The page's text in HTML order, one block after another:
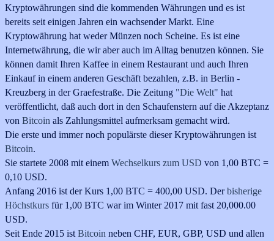
Kryptowährungen sind die kommenden Währungen und es ist
bereits seit einigen Jahren ein wachsender Markt. Eine
Kryptowährung hat weder Münzen noch Scheine. Es ist eine
Internetwährung, die wir aber auch im Alltag benutzen können. Sie
können damit Ihren Kaffee in einem Restaurant und auch Ihren
Einkaufin einem anderen Geschäft bezahlen, z.B. in Berlin -
Kreuzberg in der Graefestraße. Die Zeitung "Die Welt" hat
veröffentlicht, daß auch dort in den Schaufenstern auf die Akzeptanz
von Bitcoin als Zahlungsmittel aufmerksam gemacht wird.
Die erste und immer noch populärste dieser Kryptowährungen ist
Bitcoin.
Sie startete 2008 mit einem Wechselkurs zum USD von 1,00 BTC =
0,10 USD.
Anfang 2016 ist der Kurs 1,00 BTC = 400,00 USD. Derbisherige
Höchstkurs für 1,00 BTC war im Winter 2017 mit fast 20,000.00
USD.
Seit Ende 2015 ist Bitcoin neben CHF, EUR, GBP, USD und allen